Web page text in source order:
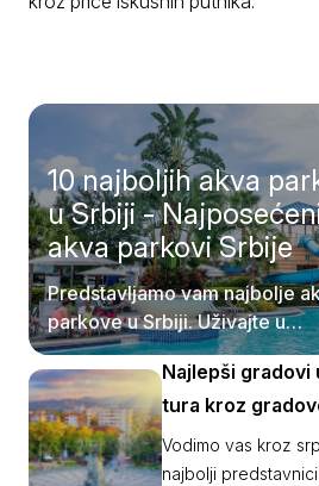
10 najboljih akva
u Srbiji -
akva parkovi Srbije
Predstavljamo vam najbolje
parkove u Srbiji. Uživajte u
pristupačnosti samih
Najlepši gradovi
tura kroz
Vodimo vas kroz
najbolji